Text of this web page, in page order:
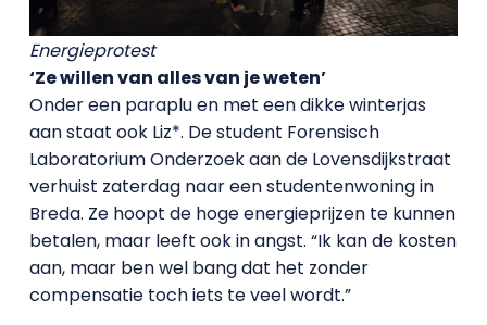
Energieprotest
‘Ze willen van alles van je weten’
Onder een paraplu en met een dikke winterjas
aan staat ook Liz*. De student Forensisch
Laboratorium Onderzoek aan de Lovensdijkstraat
verhuist zaterdag naar een studentenwoning in
Breda. Ze hoopt de hoge energieprijzen te kunnen
betalen, maar leeft ook in angst. “Ik kan de kosten
aan, maar ben wel bang dat het zonder
compensatie toch iets te veel wordt.”